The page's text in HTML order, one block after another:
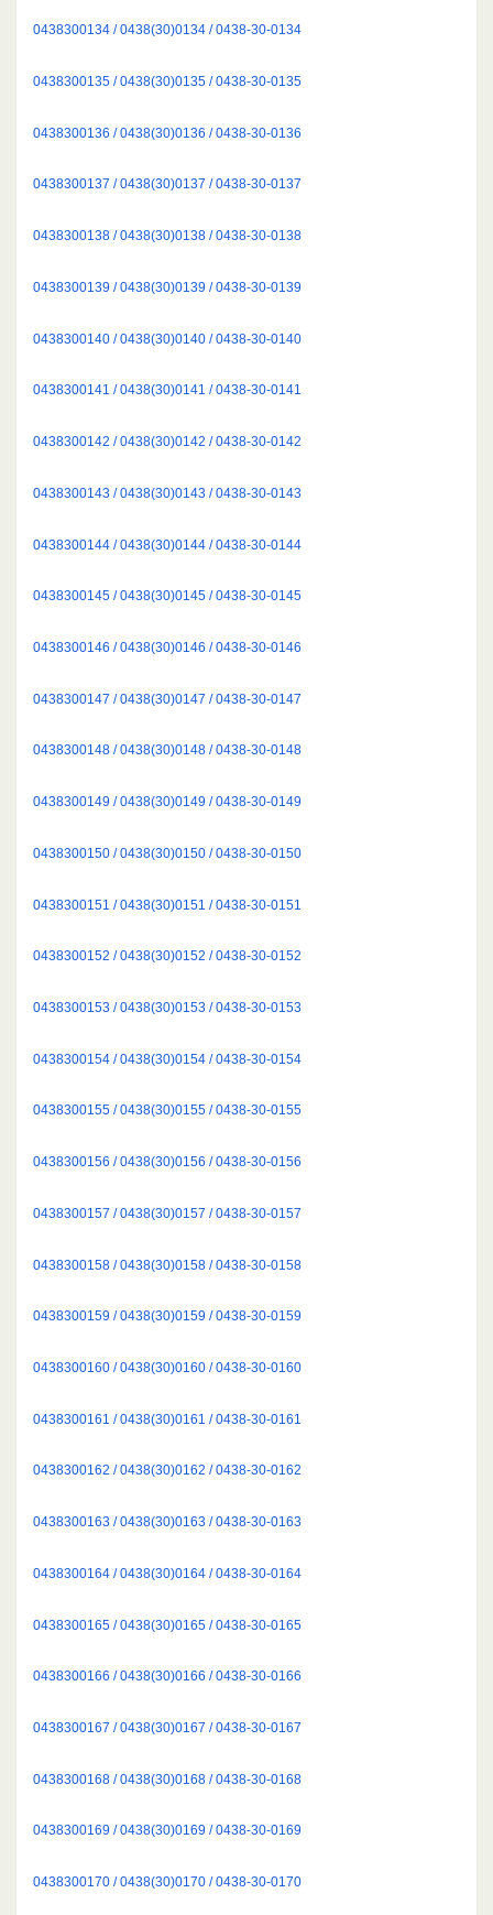
0438300134 / 0438(30)0134 / 0438-30-0134
0438300135 / 0438(30)0135 / 0438-30-0135
0438300136 / 0438(30)0136 / 0438-30-0136
0438300137 / 0438(30)0137 / 0438-30-0137
0438300138 / 0438(30)0138 / 0438-30-0138
0438300139 / 0438(30)0139 / 0438-30-0139
0438300140 / 0438(30)0140 / 0438-30-0140
0438300141 / 0438(30)0141 / 0438-30-0141
0438300142 / 0438(30)0142 / 0438-30-0142
0438300143 / 0438(30)0143 / 0438-30-0143
0438300144 / 0438(30)0144 / 0438-30-0144
0438300145 / 0438(30)0145 / 0438-30-0145
0438300146 / 0438(30)0146 / 0438-30-0146
0438300147 / 0438(30)0147 / 0438-30-0147
0438300148 / 0438(30)0148 / 0438-30-0148
0438300149 / 0438(30)0149 / 0438-30-0149
0438300150 / 0438(30)0150 / 0438-30-0150
0438300151 / 0438(30)0151 / 0438-30-0151
0438300152 / 0438(30)0152 / 0438-30-0152
0438300153 / 0438(30)0153 / 0438-30-0153
0438300154 / 0438(30)0154 / 0438-30-0154
0438300155 / 0438(30)0155 / 0438-30-0155
0438300156 / 0438(30)0156 / 0438-30-0156
0438300157 / 0438(30)0157 / 0438-30-0157
0438300158 / 0438(30)0158 / 0438-30-0158
0438300159 / 0438(30)0159 / 0438-30-0159
0438300160 / 0438(30)0160 / 0438-30-0160
0438300161 / 0438(30)0161 / 0438-30-0161
0438300162 / 0438(30)0162 / 0438-30-0162
0438300163 / 0438(30)0163 / 0438-30-0163
0438300164 / 0438(30)0164 / 0438-30-0164
0438300165 / 0438(30)0165 / 0438-30-0165
0438300166 / 0438(30)0166 / 0438-30-0166
0438300167 / 0438(30)0167 / 0438-30-0167
0438300168 / 0438(30)0168 / 0438-30-0168
0438300169 / 0438(30)0169 / 0438-30-0169
0438300170 / 0438(30)0170 / 0438-30-0170